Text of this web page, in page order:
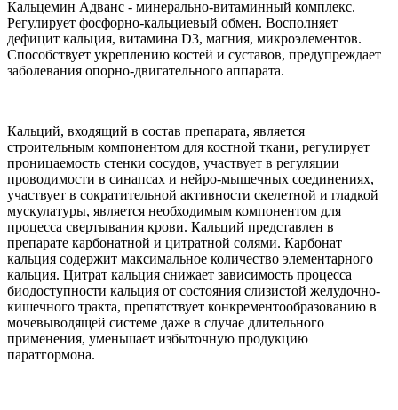
Кальцемин Адванс - минерально-витаминный комплекс.
Регулирует фосфорно-кальциевый обмен. Восполняет
дефицит кальция, витамина D3, магния, микроэлементов.
Способствует укреплению костей и суставов, предупреждает
заболевания опорно-двигательного аппарата.
Кальций, входящий в состав препарата, является
строительным компонентом для костной ткани, регулирует
проницаемость стенки сосудов, участвует в регуляции
проводимости в синапсах и нейро-мышечных соединениях,
участвует в сократительной активности скелетной и гладкой
мускулатуры, является необходимым компонентом для
процесса свертывания крови. Кальций представлен в
препарате карбонатной и цитратной солями. Карбонат
кальция содержит максимальное количество элементарного
кальция. Цитрат кальция снижает зависимость процесса
биодоступности кальция от состояния слизистой желудочно-
кишечного тракта, препятствует конкрементообразованию в
мочевыводящей системе даже в случае длительного
применения, уменьшает избыточную продукцию
паратгормона.